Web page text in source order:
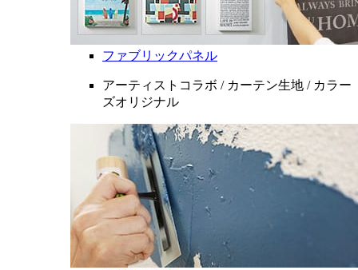
ファブリックパネル
アーティストコラボ / カーテン生地 / カラー
ズオリジナル